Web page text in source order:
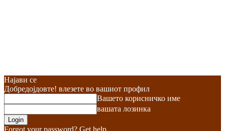
Најави се
Добредојдовте! влезете во вашиот профил
Вашето корисничко име
вашата лозинка
Forgot your password? Get help